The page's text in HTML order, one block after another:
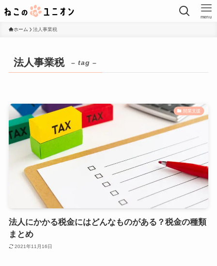
menu
ホーム 法人事業税
法人事業税 – tag –
開業支援
法人にかかる税金にはどんなものがある？税金の種類
まとめ
2021年11月16日